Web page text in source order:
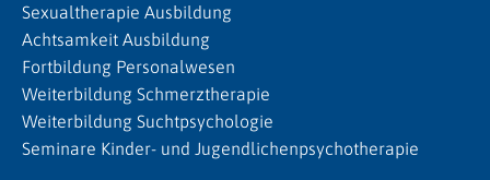
Sexualtherapie Ausbildung
Achtsamkeit Ausbildung
Fortbildung Personalwesen
Weiterbildung Schmerztherapie
Weiterbildung Suchtpsychologie
Seminare Kinder- und Jugendlichenpsychotherapie